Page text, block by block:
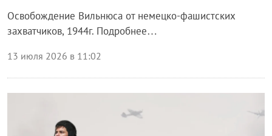
Освобождение Вильнюса от немецко-фашистских
захватчиков, 1944г. Подробнее…
13 июля 2026 в 11:02